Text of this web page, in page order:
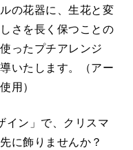
の花器に、生花と変
さを長く保つことの
ったプチアレンジ
いたします。（アー
用）
イン」で、クリスマ
に飾りませんか？